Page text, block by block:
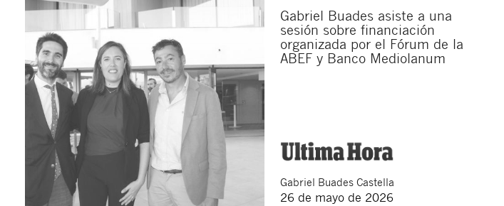
Gabriel Buades asiste a una
sesión sobre financiación
organizada por el Fórum de la
ABEF y Banco Mediolanum
Gabriel Buades Castella
26 de mayo de 2026